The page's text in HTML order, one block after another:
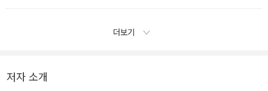
하지 않다는 걸, 천박하지 않다는 걸, 남의 험담을 일삼지 않는다
는지생각하면 한 편의 코미디야. 당신이 지성에 얼마나 겁을 먹는
게 바보처럼 보이려고 별짓을 다했어. 당신이 나와 결혼한 건 편해지
기 위해서라는 걸 아니까. 그래도 나는 당신을 너무나 사랑했기 때문
더보기
저자 소개